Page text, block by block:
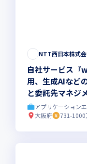
NTT西日本株式
自社サービス『
用、生成AIなど
と委託先マネジ
を含め一気通貫
アプリケーション
大阪府
731-1000